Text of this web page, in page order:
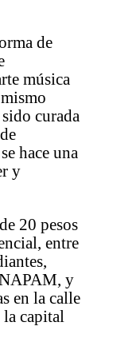
de
música
curada
hace una
y
20 pesos
entre
y
en la calle
capital